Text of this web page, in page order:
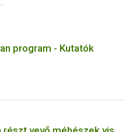
program - Kutatók